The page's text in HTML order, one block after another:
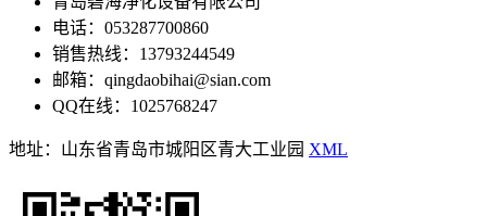
电话：053287700860
销售热线：13793244549
邮箱：qingdaobihai@sian.com
QQ在线：1025768247
地址：山东省青岛市城阳区青大工业园 XML